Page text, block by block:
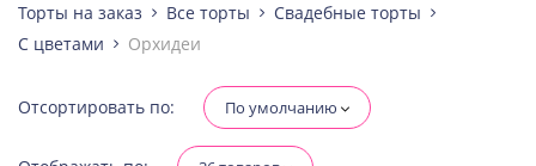
Разные начинки для ярусов
Диабетическая-
Торты на заказ Все торты
Свадебные торты
С цветами
Орхидеи
Отсортировать по: По умолчанию